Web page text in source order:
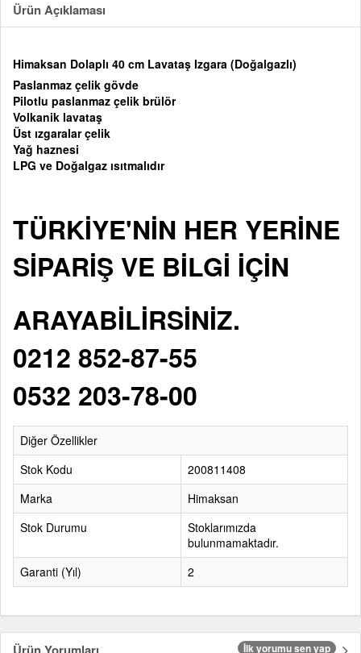
Ürün Açıklaması
Himaksan Dolaplı 40 cm Lavataş Izgara (Doğalgazlı)
Paslanmaz çelik gövde
Pilotlu paslanmaz çelik brülör
Volkanik lavataş
Üst ızgaralar çelik
Yağ haznesi
LPG ve Doğalgaz ısıtmalıdır
TÜRKİYE'NİN HER YERİNE
SİPARİŞ VE BİLGİ İÇİN
ARAYABİLİRSİNİZ.
0212 852-87-55
0532 203-78-00
Diğer Özellikler
Stok Kodu
200811408
Marka
Himaksan
Stok Durumu
Stoklarımızda
bulunmamaktadır.
Garanti (Yıl)
2
İlk yorumu sen yap